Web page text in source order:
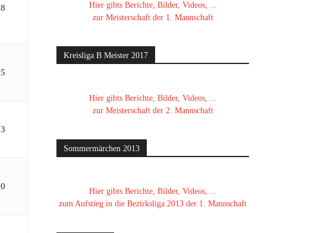
Hier gibts Berichte, Bilder, Videos, ...
zur Meisterschaft der 1. Mannschaft
Kreisliga B Meister 2017
Hier gibts Berichte, Bilder, Videos, ...
zur Meisterschaft der 2. Mannschaft
Sommermärchen 2013
Hier gibts Berichte, Bilder, Videos, ...
zum Aufstieg in die Bezirksliga 2013 der 1. Mannschaft